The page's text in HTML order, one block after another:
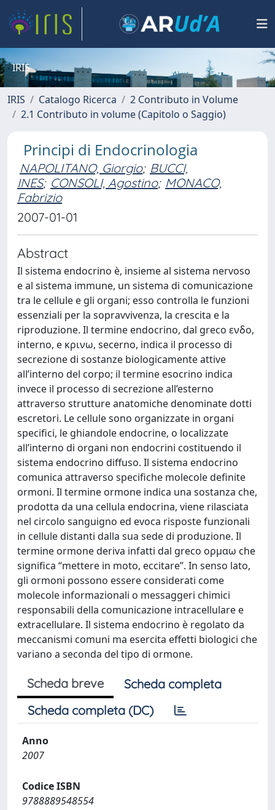
IRIS
IRIS Catalogo Ricerca
2 Contributo in Volume
2.1 Contributo in volume (Capitolo o Saggio)
Principi di Endocrinologia
NAPOLITANO, Giorgio; BUCCI,
INES; CONSOLI, Agostino; MONACO,
Fabrizio
2007-01-01
Abstract
Il sistema endocrino è, insieme al sistema nervoso
e al sistema immune, un sistema di comunicazione
tra le cellule e gli organi; esso controlla le funzioni
essenziali per la sopravvivenza, la crescita e la
riproduzione. Il termine endocrino, dal greco ενδο,
interno, e κρινω, secerno, indica il processo di
secrezione di sostanze biologicamente attive
all’interno del corpo; il termine esocrino indica
invece il processo di secrezione all’esterno
attraverso strutture anatomiche denominate dotti
escretori. Le cellule sono organizzate in organi
specifici, le ghiandole endocrine, o localizzate
all’interno di organi non endocrini costituendo il
sistema endocrino diffuso. Il sistema endocrino
comunica attraverso specifiche molecole definite
ormoni. Il termine ormone indica una sostanza che,
prodotta da una cellula endocrina, viene rilasciata
nel circolo sanguigno ed evoca risposte funzionali
in cellule distanti dalla sua sede di produzione. Il
termine ormone deriva infatti dal greco ορμαω che
significa “mettere in moto, eccitare”. In senso lato,
gli ormoni possono essere considerati come
molecole informazionali o messaggeri chimici
responsabili della comunicazione intracellulare e
extracellulare. Il sistema endocrino è regolato da
meccanismi comuni ma esercita effetti biologici che
variano a seconda del tipo di ormone.
Scheda breve
Scheda completa
Scheda completa (DC)
Anno
2007
Codice ISBN
9788889548554